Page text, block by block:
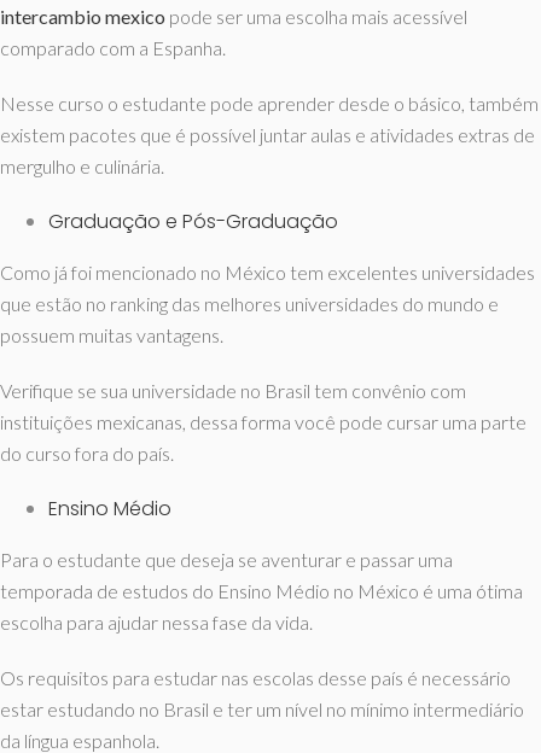
intercambio mexico pode ser uma escolha mais acessível
comparado com a Espanha.
Nesse curso o estudante pode aprender desde o básico, também
existem pacotes que é possível juntar aulas e atividades extras de
mergulho e culinária.
Graduação e Pós-Graduação
Como já foi mencionado no México tem excelentes universidades
que estão no ranking das melhores universidades do mundo e
possuem muitas vantagens.
Verifique se sua universidade no Brasil tem convênio com
instituições mexicanas, dessa forma você pode cursar uma parte
do curso fora do país.
Ensino Médio
Para o estudante que deseja se aventurar e passar uma
temporada de estudos do Ensino Médio no México é uma ótima
escolha para ajudar nessa fase da vida.
Os requisitos para estudar nas escolas desse país é necessário
estar estudando no Brasil e ter um nível no mínimo intermediário
da língua espanhola.